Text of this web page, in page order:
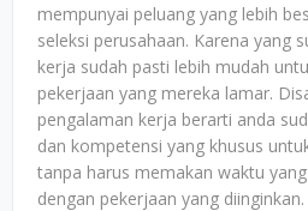
mempunyai peluang yang lebih
seleksi perusahaan. Karena yang
kerja sudah pasti lebih mudah
pekerjaan yang mereka lamar.
pengalaman kerja berarti anda
dan kompetensi yang khusus
tanpa harus memakan waktu
dengan pekerjaan yang